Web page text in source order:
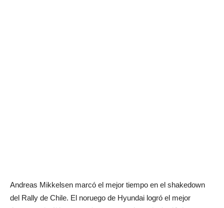
Andreas Mikkelsen marcó el mejor tiempo en el shakedown
del Rally de Chile. El noruego de Hyundai logró el mejor